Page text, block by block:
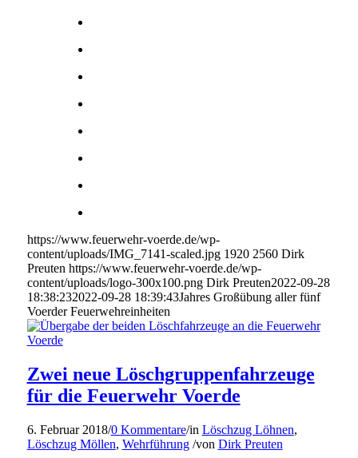
https://www.feuerwehr-voerde.de/wp-
content/uploads/IMG_7141-scaled.jpg 1920 2560 Dirk
Preuten https://www.feuerwehr-voerde.de/wp-
content/uploads/logo-300x100.png Dirk Preuten2022-09-28
18:38:232022-09-28 18:39:43Jahres Großübung aller fünf
Voerder Feuerwehreinheiten
Zwei neue Löschgruppenfahrzeuge
für die Feuerwehr Voerde
6. Februar 2018/0 Kommentare/in Löschzug Löhnen,
Löschzug Möllen, Wehrführung /von Dirk Preuten